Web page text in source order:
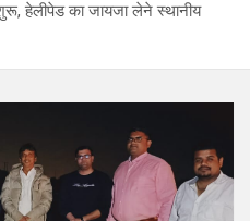
हेलीपेड का जायजा लेने स्थानीय